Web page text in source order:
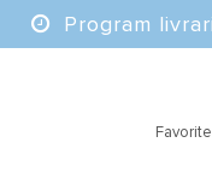
Program
Favorite